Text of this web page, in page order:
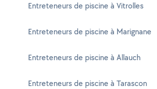
Entreteneurs de piscine à Vitrolles
Entreteneurs de piscine à Marignane
Entreteneurs de piscine à Allauch
Entreteneurs de piscine à Tarascon